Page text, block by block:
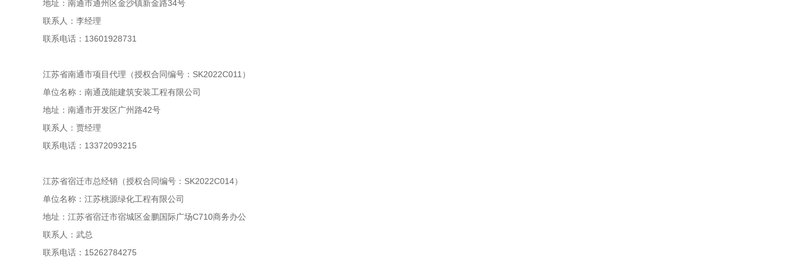
地址：南通市通州区金沙镇新金路34号
联系人：李经理
联系电话：13601928731
江苏省南通市项目代理（授权合同编号：SK2022C011）
单位名称：南通茂能建筑安装工程有限公司
地址：南通市开发区广州路42号
联系人：贾经理
联系电话：13372093215
江苏省宿迁市总经销（授权合同编号：SK2022C014）
单位名称：江苏桃源绿化工程有限公司
地址：江苏省宿迁市宿城区金鹏国际广场C710商务办公
联系人：武总
联系电话：15262784275